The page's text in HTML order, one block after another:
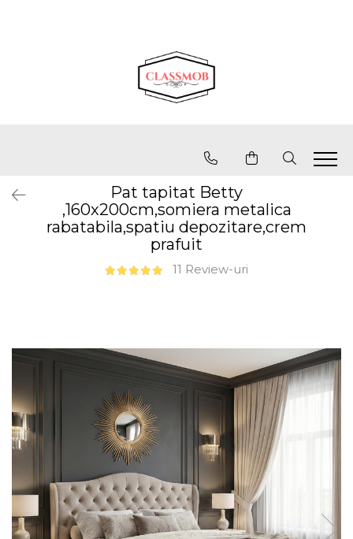
Pat tapitat Betty
,160x200cm,somiera metalica
rabatabila,spatiu depozitare,crem
prafuit
11 Review-uri